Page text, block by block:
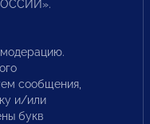
сообщения,
и/или
букв